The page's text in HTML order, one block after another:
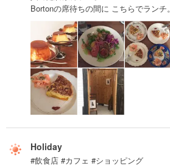
Bortonの席待ちの間に こちらでランチ。
Holiday
#飲食店 #カフェ #ショッピング